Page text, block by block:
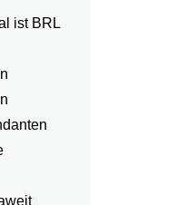
ist BRL